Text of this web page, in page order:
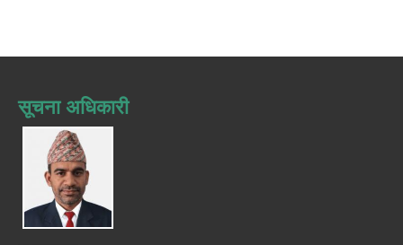
सूचना अधिकारी